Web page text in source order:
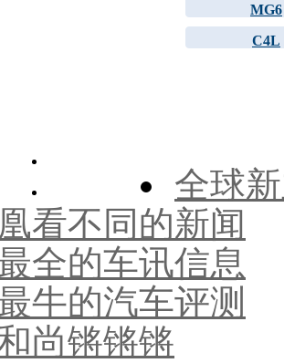
MG6
C4L
全球
凰看不同的新闻
全的车讯信息
牛的汽车评测
尚锵锵锵